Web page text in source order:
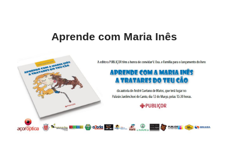
Oferta formativa
ESAQ sem Bullying
SASE
Clubes Escolares
Aprende com Maria Inês